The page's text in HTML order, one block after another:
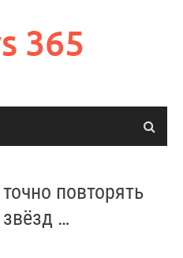
365
повторять
…